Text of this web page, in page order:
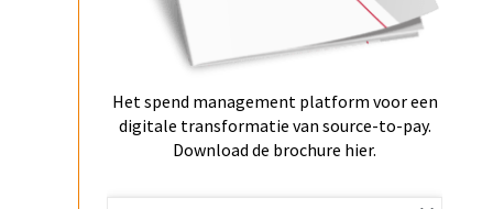
Het spend management platform voor een
digitale transformatie van source-to-pay.
Download de brochure hier.